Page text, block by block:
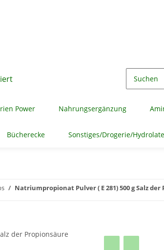
Power Nahrungsergänzung
Bücherecke Sonstiges/Drogerie/Hydrolate
Natriumpropionat Pulver ( E 281) 500 g Salz